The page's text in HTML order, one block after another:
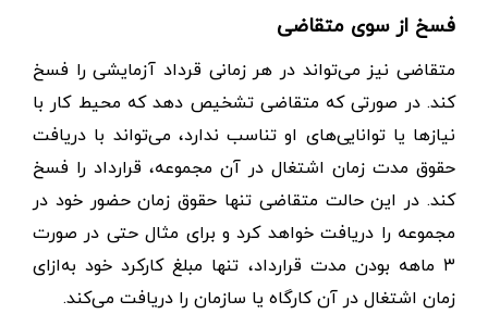
فسخ از سوی متقاضی
متقاضی نیز می‌تواند در هر زمانی قرداد آزمایشی را فسخ
کند. در صورتی که متقاضی تشخیص دهد که محیط کار با
نیازها یا توانایی‌های او تناسب ندارد، می‌تواند با دریافت
حقوق مدت زمان اشتغال در آن مجموعه، قرارداد را فسخ
کند. در این حالت متقاضی تنها حقوق زمان حضور خود در
مجموعه را دریافت خواهد کرد و برای مثال حتی در صورت
۳ ماهه بودن مدت قرارداد، تنها مبلغ کارکرد خود به‌ازای
زمان اشتغال در آن کارگاه یا سازمان را دریافت می‌کند.